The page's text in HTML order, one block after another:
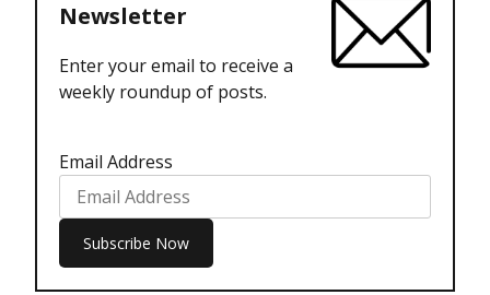
Newsletter
Enter your email to receive a
weekly roundup of posts.
Email Address